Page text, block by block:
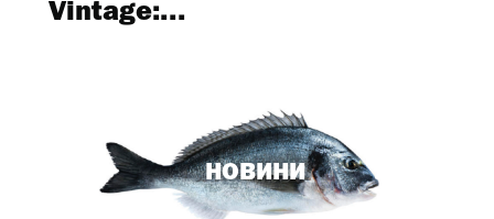
Vintage:...
НОВИНИ